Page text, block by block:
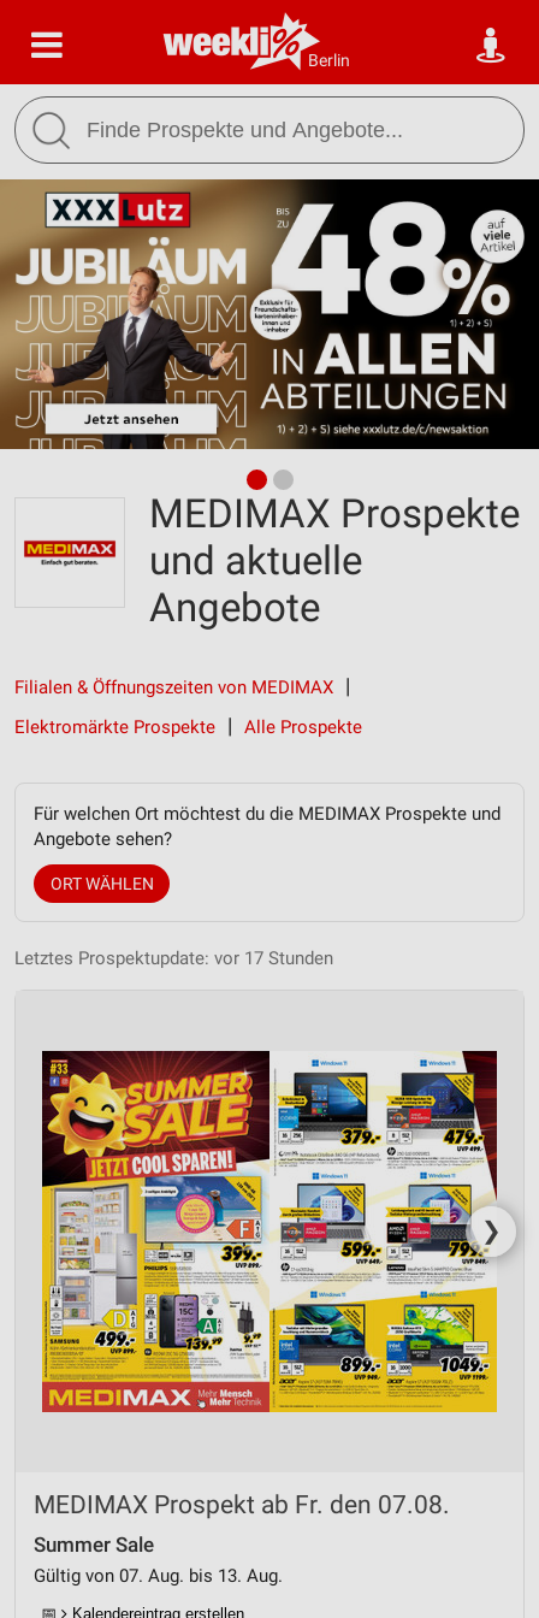
Berlin
MEDIMAX Prospekte
und aktuelle
Angebote
Filialen & Öffnungszeiten von MEDIMAX
Elektromärkte Prospekte
Alle Prospekte
Für welchen Ort möchtest du die MEDIMAX Prospekte und
Angebote sehen?
ORT WÄHLEN
Letztes Prospektupdate: vor 17 Stunden
❯
MEDIMAX Prospekt ab Fr. den 07.08.
Summer Sale
Gültig von 07. Aug. bis 13. Aug.
📅 Kalendereintrag erstellen